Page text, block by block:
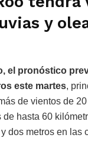
y
el pronóstico
este martes,
de vientos de
de hasta 60
dos metros en las